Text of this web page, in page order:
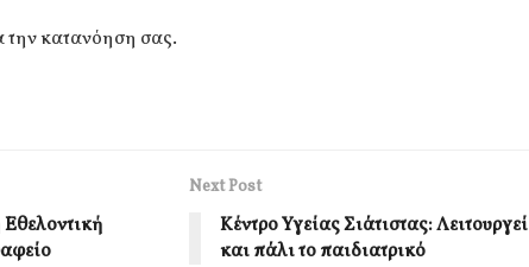
την κατανόηση σας.
Next Post
Κέντρο Υγείας Σιάτιστας: Λειτουργεί
και πάλι το παιδιατρικό